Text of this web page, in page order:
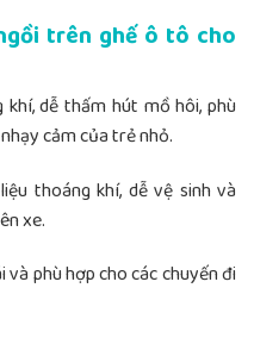
trên ghế ô tô cho
dễ thấm hút mồ hôi, phù
cảm của trẻ nhỏ.
thoáng khí, dễ vệ sinh và
xe.
và phù hợp cho các chuyến đi